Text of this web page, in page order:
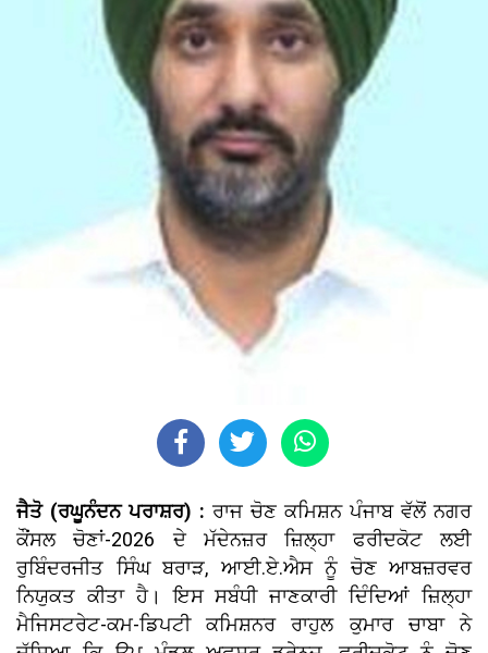
ਜੈਤੋ (ਰਘੂਨੰਦਨ ਪਰਾਸ਼ਰ) : ਰਾਜ ਚੋਣ ਕਮਿਸ਼ਨ ਪੰਜਾਬ ਵੱਲੋਂ ਨਗਰ
ਕੌਂਸਲ ਚੋਣਾਂ-2026 ਦੇ ਮੱਦੇਨਜ਼ਰ ਜ਼ਿਲ੍ਹਾ ਫਰੀਦਕੋਟ ਲਈ
ਰੁਬਿੰਦਰਜੀਤ ਸਿੰਘ ਬਰਾੜ, ਆਈ.ਏ.ਐਸ ਨੂੰ ਚੋਣ ਆਬਜ਼ਰਵਰ
ਨਿਯੁਕਤ ਕੀਤਾ ਹੈ। ਇਸ ਸਬੰਧੀ ਜਾਣਕਾਰੀ ਦਿੰਦਿਆਂ ਜ਼ਿਲ੍ਹਾ
ਮੈਜਿਸਟਰੇਟ-ਕਮ-ਡਿਪਟੀ ਕਮਿਸ਼ਨਰ ਰਾਹੁਲ ਕੁਮਾਰ ਚਾਬਾ ਨੇ